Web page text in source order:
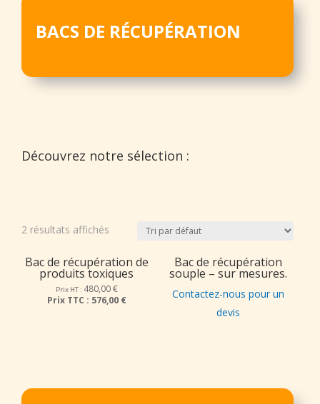
BACS DE RÉCUPÉRATION
Découvrez notre sélection :
2 résultats affichés
Bac de récupération de
produits toxiques
Prix HT : 480,00€
Prix TTC : 576,00 €
Bac de récupération
souple – sur mesures.
Contactez-nous pour un
devis